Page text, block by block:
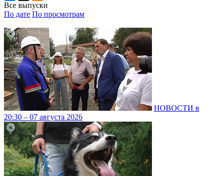
Все выпуски
По дате По просмотрам
НОВОСТИ в
20:30 – 07 августа 2026